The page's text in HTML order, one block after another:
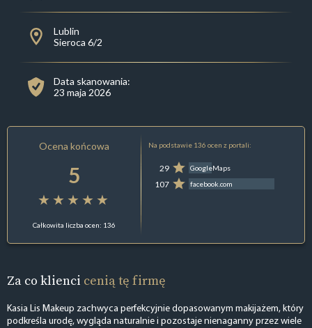
Lublin
Sieroca 6/2
Data skanowania:
23 maja 2026
Ocena końcowa
5
Całkowita liczba ocen: 136
Na podstawie 136 ocen z portali:
29 GoogleMaps
107 facebook.com
Za co klienci cenią tę firmę
Kasia Lis Makeup zachwyca perfekcyjnie dopasowanym makijażem, który
podkreśla urodę, wygląda naturalnie i pozostaje nienaganny przez wiele